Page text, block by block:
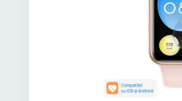
336 h
monitorizata:
Ritm
de